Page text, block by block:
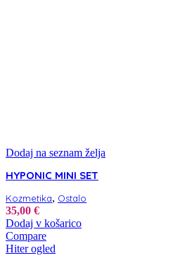
Dodaj na seznam želja
HYPONIC MINI SET
Kozmetika, Ostalo
35,00 €
Dodaj v košarico
Compare
Hiter ogled